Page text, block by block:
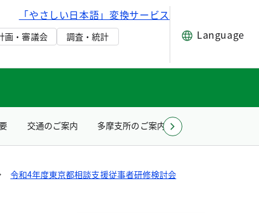
「やさしい日本語」変換サービス
画・審議会
調査・統計
Language
交通のご案内 多摩支所のご案内
令和4年度東京都相談支援従事者研修検討会